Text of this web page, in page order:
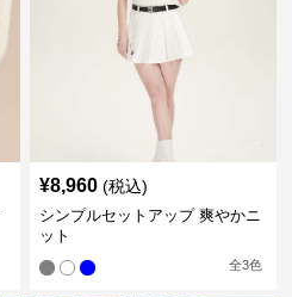
¥8,960 (税込)
シンプルセットアップ 爽やかニ
ット
全3色